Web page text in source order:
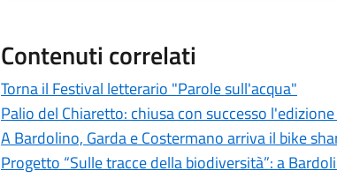
Contenuti correlati
Torna il Festival letterario "Parole sull'acqua"
Palio del Chiaretto: chiusa con successo
A Bardolino, Garda e Costermano arriva il bike
Progetto “Sulle tracce della biodiversità”: a